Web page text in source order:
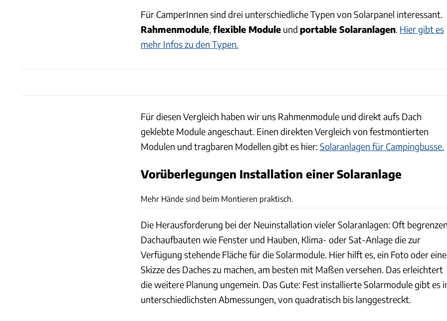
Für CamperInnen sind drei unterschiedliche Typen von Solarpanel interessant.
Rahmenmodule flexible Module und portable Solaranlagen Hier gibt es
mehr Infos zu den Typen.
Für diesen Vergleich haben wir uns Rahmenmodule und direkt aufs Dach
geklebte Module angeschaut. Einen direkten Vergleich von festmontierten
Modulen und tragbaren Modellen gibt es hier: Solaranlagen für Campingbusse.
Vorüberlegungen Installation einer Solaranlage
Mehr Hände sind beim Montieren praktisch.
Die Herausforderung bei der Neuinstallation vieler Solaranlagen: Oft
Dachaufbauten wie Fenster und Hauben, Klima- oder Sat-Anlage die zur
Verfügung stehende Fläche für die Solarmodule. Hier hilft es, ein Foto oder eine
Skizze des Daches zu machen, am besten mit Maßen versehen. Das erleichtert
die weitere Planung ungemein. Das Gute: Fest installierte Solarmodule gibt es
unterschiedlichsten Abmessungen, von quadratisch bis langgestreckt.